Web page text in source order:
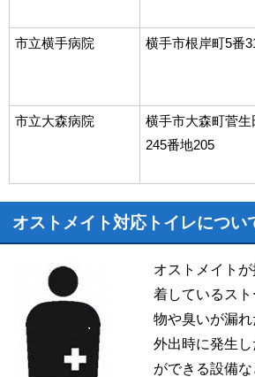
市立横手病院
横手市根岸町5番
市立大森病院
横手市大森町菅生
245番地205
オストメイト対応トイレについ
オストメイト
着しているス
物や臭いが漏
外出時に発生
ができる設備